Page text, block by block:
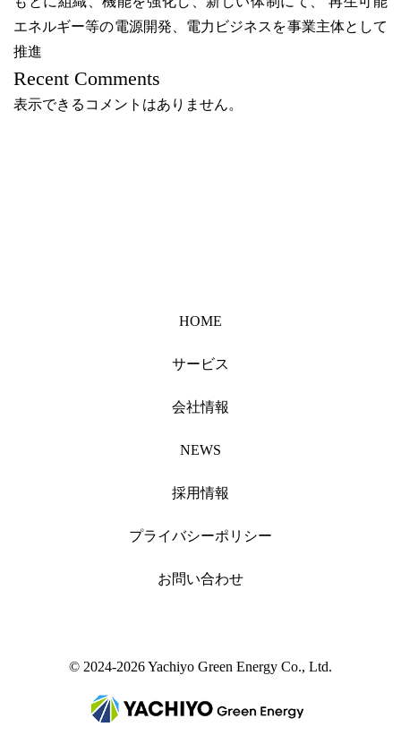
エネルギー等の電源開発、電力ビジネスを事業主体として
推進
Recent Comments
表示できるコメントはありません。
HOME
サービス
会社情報
NEWS
採用情報
プライバシーポリシー
お問い合わせ
© 2024-2026 Yachiyo Green Energy Co., Ltd.